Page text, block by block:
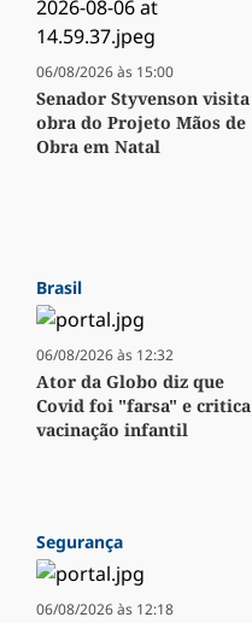
06/08/2026 às 15:00
Senador Styvenson visita
obra do Projeto Mãos de
Obra em Natal
Brasil
06/08/2026 às 12:32
Ator da Globo diz que
Covid foi "farsa" e critica
vacinação infantil
Segurança
06/08/2026 às 12:18